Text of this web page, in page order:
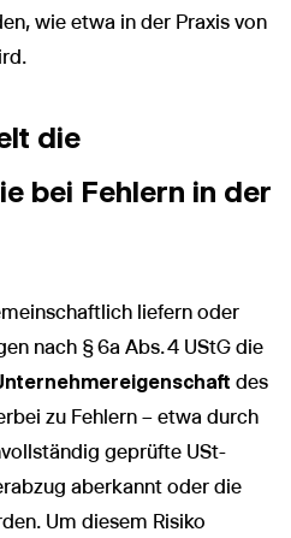
wie etwa in der Praxis von
die
bei Fehlern in der
liefern oder
nach § 6a Abs. 4 UStG die
des
zu Fehlern – etwa durch
geprüfte USt-
aberkannt oder die
Um diesem Risiko